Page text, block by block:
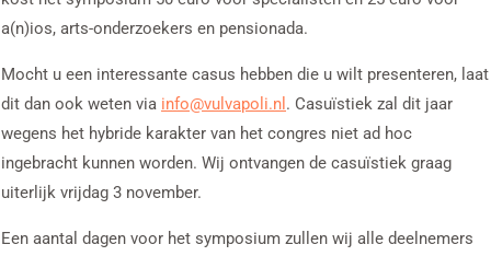
a(n)ios, arts-onderzoekers en pensionada.
Mocht u een interessante casus hebben die u wilt presenteren, laat
dit dan ook weten via info@vulvapoli.nl . Casuïstiek zal dit jaar
wegens het hybride karakter van het congres niet ad hoc
ingebracht kunnen worden. Wij ontvangen de casuïstiek graag
uiterlijk vrijdag 3 november.
Een aantal dagen voor het symposium zullen wij alle deelnemers